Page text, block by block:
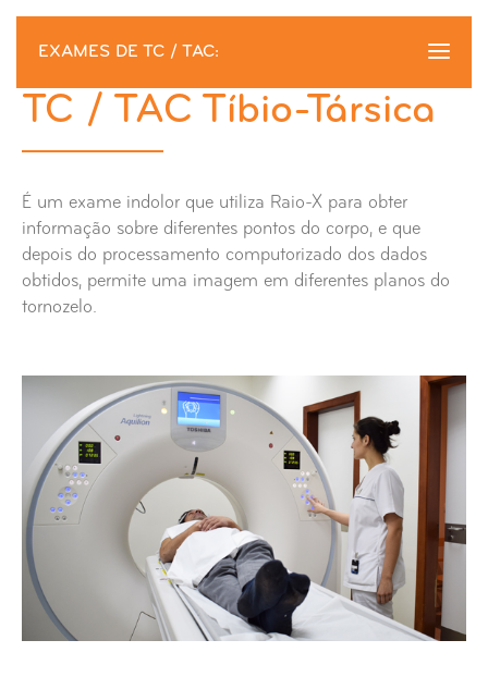
EXAMES DE TC / TAC:
TC / TAC Tíbio-Társica
Angio TC / TAC
Entero TC / TAC
TC Colonoscopia Virtual
TC / TAC Articulação Coxo-Femural
TC / TAC Articulação Temporo-Maxilar
TC / TAC Articulações Sacro-Ilíacas
TC / TAC Bacia
TC / TAC Cávum
TC / TAC Tíbio-Társica
É um exame indolor que utiliza Raio-X para obter
informação sobre diferentes pontos do corpo, e que
depois do processamento computorizado dos dados
obtidos, permite uma imagem em diferentes planos do
tornozelo.